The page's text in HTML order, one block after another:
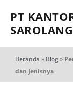
PT
Beranda » Blog»
dan Jenisnya